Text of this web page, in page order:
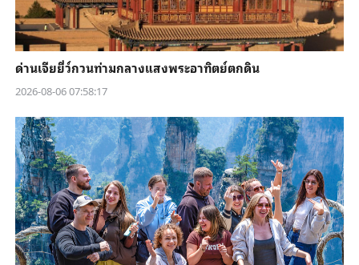
ด่านเจียยี่ว์กวนท่ามกลางแสงพระอาทิตย์ตกดิน
2026-08-06 07:58:17